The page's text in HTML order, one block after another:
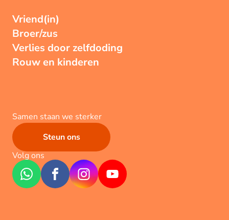
Vriend(in)
Broer/zus
Verlies door zelfdoding
Rouw en kinderen
Samen staan we sterker
Steun ons
Volg ons